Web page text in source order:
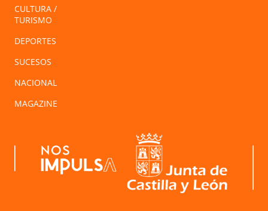
CULTURA /
TURISMO
DEPORTES
SUCESOS
NACIONAL
MAGAZINE